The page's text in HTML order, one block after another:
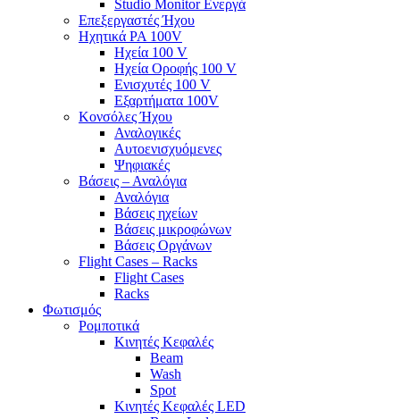
Studio Monitor Ενεργά
Επεξεργαστές Ήχου
Ηχητικά PA 100V
Ηχεία 100 V
Ηχεία Οροφής 100 V
Ενισχυτές 100 V
Εξαρτήματα 100V
Κονσόλες Ήχου
Αναλογικές
Αυτοενισχυόμενες
Ψηφιακές
Βάσεις – Αναλόγια
Αναλόγια
Βάσεις ηχείων
Βάσεις μικροφώνων
Βάσεις Οργάνων
Flight Cases – Racks
Flight Cases
Racks
Φωτισμός
Ρομποτικά
Κινητές Κεφαλές
Beam
Wash
Spot
Κινητές Κεφαλές LED